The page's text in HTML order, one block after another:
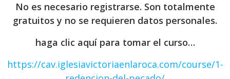
No es necesario registrarse. Son totalmente
gratuitos y no se requieren datos personales.
haga clic aquí para tomar el curso…
https://cav.iglesiavictoriaenlaroca.com/course/1-